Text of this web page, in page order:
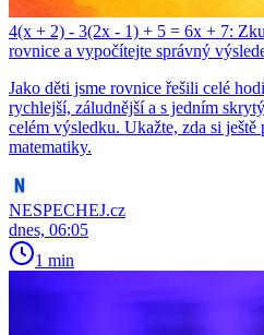
4(x + 2) - 3(2x - 1) + 5 = 6x + 7:
rovnice a vypočítejte správný
Jako děti jsme rovnice řešili celé
rychlejší, záludnější a s jedním
celém výsledku. Ukažte, zda si ještě
matematiky.
NESPECHEJ.cz
dnes, 06:05
1 min